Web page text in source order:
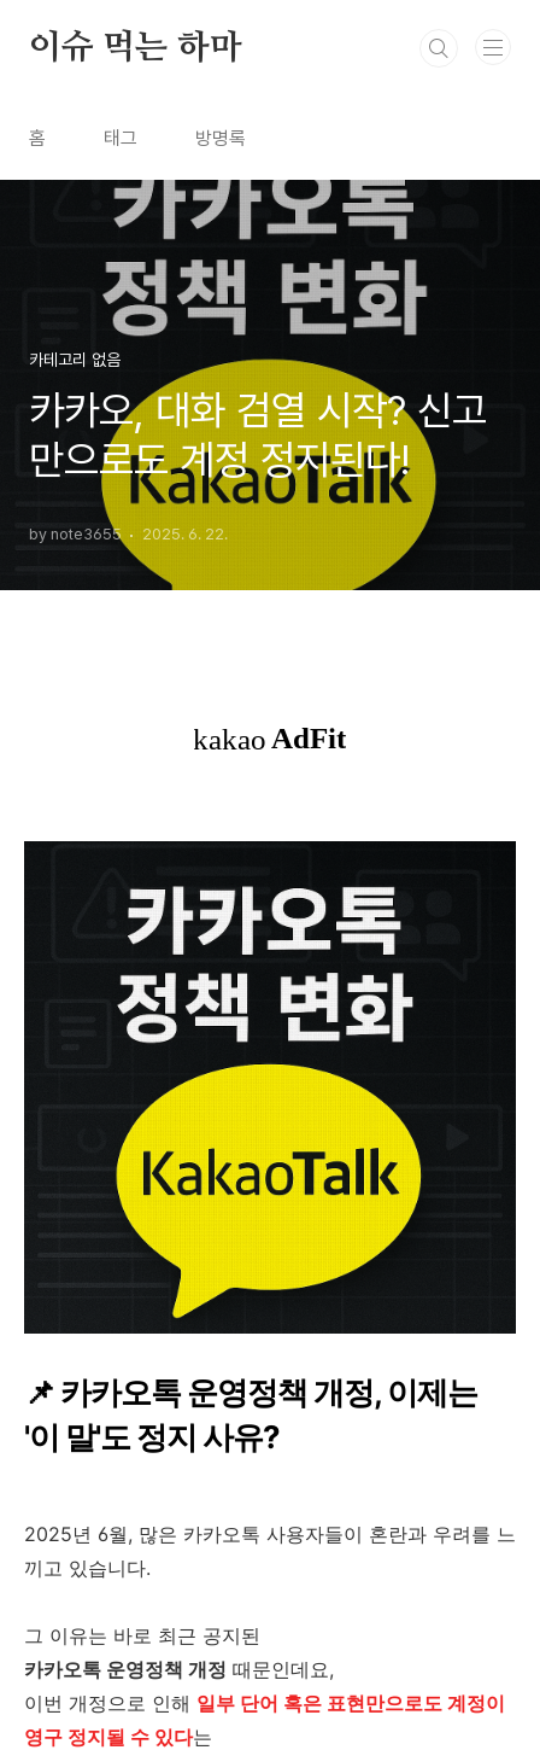
이슈 먹는 하마
홈 태그 방명록
카테고리 없음
카카오, 대화 검열 시작? 신고
만으로도 계정 정지된다!
by note3655 2025. 6. 22.
📌 카카오톡 운영정책 개정, 이제는
'이 말'도 정지 사유?
2025년 6월, 많은 카카오톡 사용자들이 혼란과 우려를 느
끼고 있습니다.
그 이유는 바로 최근 공지된
카카오톡 운영정책 개정 때문인데요,
이번 개정으로 인해 일부 단어 혹은 표현만으로도 계정이
영구 정지될 수 있다는